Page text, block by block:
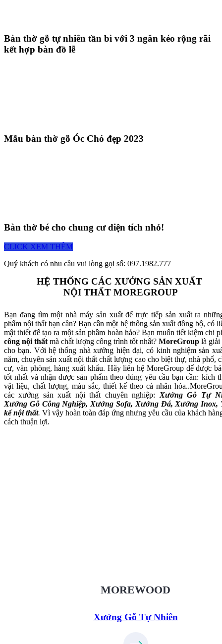
Bàn thờ gỗ tự nhiên tần bì với 3 ngăn kéo rộng rãi
kết hợp bàn đồ lễ
Mẫu bàn thờ gỗ Óc Chó đẹp 2023
Bàn thờ bé cho chung cư diện tích nhỏ!
CLICK XEM THÊM
Quý khách có nhu cầu vui lòng gọi số: 097.1982.777
HỆ THỐNG CÁC XƯỞNG SẢN XUẤT
NỘI THẤT MOREGROUP
Bạn đang tìm một nhà máy sản xuất để trực tiếp sản xuất ra
phẩm nội thất bạn cần? Bạn cần một hệ thống sản xuất đồng bộ, có
mật thiết để tạo ra một sản phầm hoàn hảo? Bạn muốn tiết kiệm chi
công nội thất mà chất lượng công trình tốt nhất? MoreGroup là giải
cho bạn. Với hệ thống nhà xưởng hiện đại, có kinh nghiệm sản
năm, chuyên sản xuất nội thất chất lượng cao cho biệt thự, nhà phố,
cư, văn phòng, hàng xuất khẩu. Hãy liên hệ MoreGroup để được
tốt nhất và nhận được sản phẩm theo đúng yêu cầu bạn cần: kích
vật liệu, chất lượng, màu sắc, thiết kế theo cá nhân
các xưởng sản xuất nội thất chuyên nghiệp: Xưởng Gỗ Tự
Xưởng Gỗ Công Nghiệp, Xưởng Sofa, Xưởng Đá, Xưởng Inox,
kế nội thất. Vì vậy hoàn toàn đáp ứng nhưng yêu cầu của khách
cách thuận lợi.
MOREWOOD
Xưởng Gỗ Tự Nhiên